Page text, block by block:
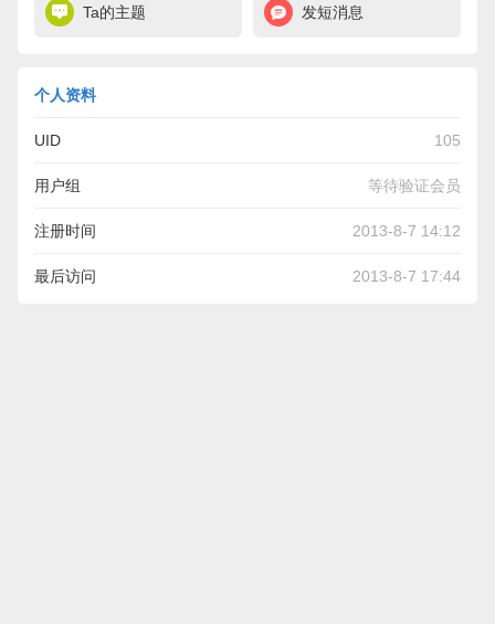
Ta的主题 发短消息
个人资料
UID 105
用户组 等待验证会员
注册时间 2013-8-7 14:12
最后访问 2013-8-7 17:44